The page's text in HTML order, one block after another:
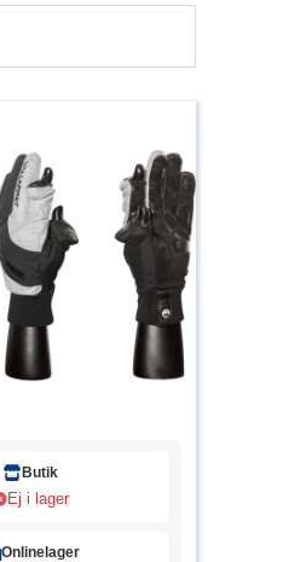
Butik
Ej i lager
Onlinelager